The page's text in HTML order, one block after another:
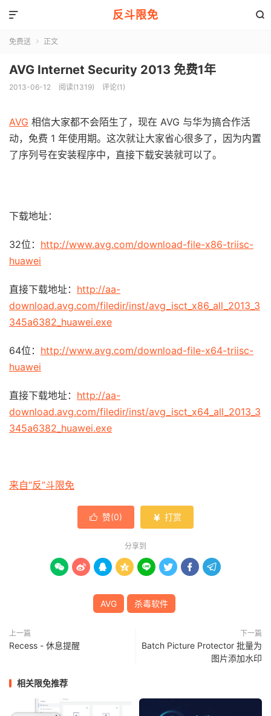
反斗限免 

免费送  正文
AVG Internet Security 2013 免费1年
2013-06-12 阅读(1319) 评论(1)
AVG 相信大家都不会陌生了，现在 AVG 与华为搞合作活
动，免费 1 年使用期。这次就让大家省心很多了，因为内置
了序列号在安装程序中，直接下载安装就可以了。
下载地址：
32位： http://www.avg.com/download-file-x86-triisc-
huawei
直接下载地址： http://aa-
download.avg.com/filedir/inst/avg_isct_x86_all_2013_3
345a6382_huawei.exe
64位： http://www.avg.com/download-file-x64-triisc-
huawei
直接下载地址： http://aa-
download.avg.com/filedir/inst/avg_isct_x64_all_2013_3
345a6382_huawei.exe
来自“反”斗限免
 赞(0)  打赏
分享到
       
AVG 杀毒软件
上一篇
Recess - 休息提醒
下一篇
Batch Picture Protector 批量为
图片添加水印
相关限免推荐